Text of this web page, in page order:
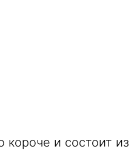
короче и состоит из